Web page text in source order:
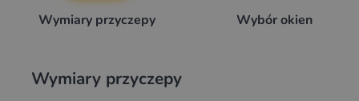
Wymiary przyczepy Wybór okien
Wymiary przyczepy